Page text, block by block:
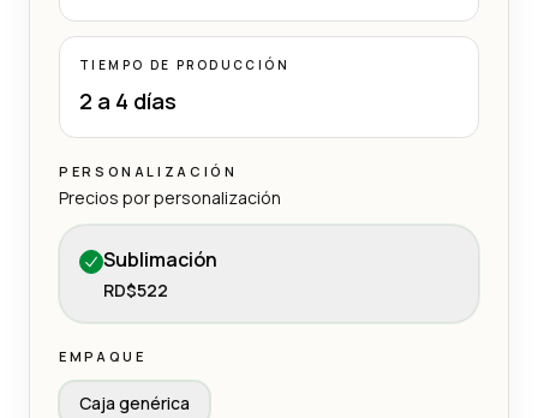
TIEMPO DE PRODUCCIÓN
2 a 4 días
PERSONALIZACIÓN
Precios por personalización
Sublimación
RD$522
EMPAQUE
Caja genérica